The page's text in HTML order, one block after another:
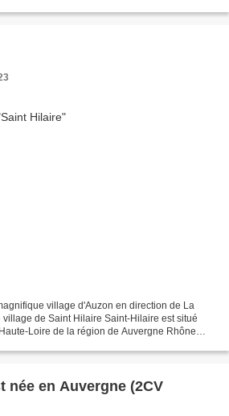
village d'Auzon en direction de La
de Saint Hilaire Saint-Hilaire est situé
Loire de la région de Auvergne Rhône
née en Auvergne (2CV